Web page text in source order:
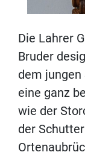
Die Lahrer
Bruder
dem
eine ganz
wie der
der